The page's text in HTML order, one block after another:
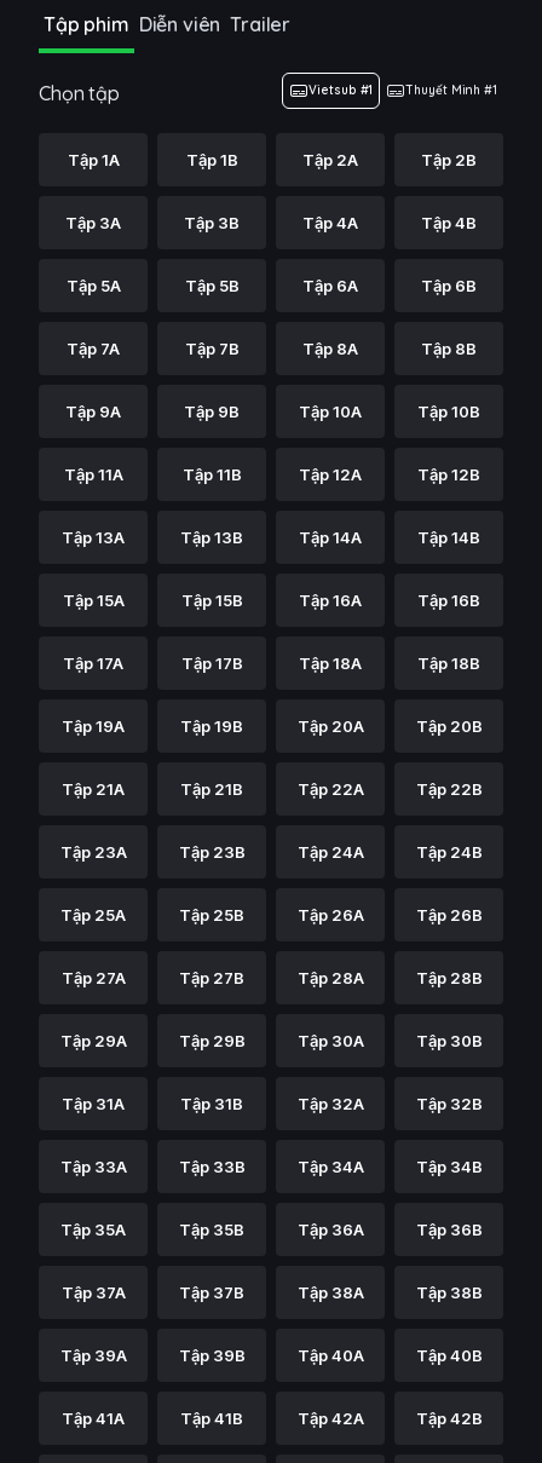
Tập phim Diễn viên Trailer
Chọn tập Vietsub #1 Thuyết Minh #1
Tập 1A Tập 1B Tập 2A Tập 2B
Tập 3A Tập 3B Tập 4A Tập 4B
Tập 5A Tập 5B Tập 6A Tập 6B
Tập 7A Tập 7B Tập 8A Tập 8B
Tập 9A Tập 9B Tập 10A Tập 10B
Tập 11A Tập 11B Tập 12A Tập 12B
Tập 13A Tập 13B Tập 14A Tập 14B
Tập 15A Tập 15B Tập 16A Tập 16B
Tập 17A Tập 17B Tập 18A Tập 18B
Tập 19A Tập 19B Tập 20A Tập 20B
Tập 21A Tập 21B Tập 22A Tập 22B
Tập 23A Tập 23B Tập 24A Tập 24B
Tập 25A Tập 25B Tập 26A Tập 26B
Tập 27A Tập 27B Tập 28A Tập 28B
Tập 29A Tập 29B Tập 30A Tập 30B
Tập 31A Tập 31B Tập 32A Tập 32B
Tập 33A Tập 33B Tập 34A Tập 34B
Tập 35A Tập 35B Tập 36A Tập 36B
Tập 37A Tập 37B Tập 38A Tập 38B
Tập 39A Tập 39B Tập 40A Tập 40B
Tập 41A Tập 41B Tập 42A Tập 42B